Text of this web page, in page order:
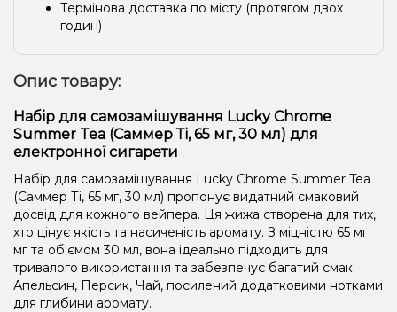
Термінова доставка по місту (протягом двох
годин)
Опис товару:
Набір для самозамішування Lucky Chrome
Summer Tea (Саммер Ті, 65 мг, 30 мл) для
електронної сигарети
Набір для самозамішування Lucky Chrome Summer Tea
(Саммер Ті, 65 мг, 30 мл) пропонує видатний смаковий
досвід для кожного вейпера. Ця жижа створена для тих,
хто цінує якість та насиченість аромату. З міцністю 65 мг
мг та об'ємом 30 мл, вона ідеально підходить для
тривалого використання та забезпечує багатий смак
Апельсин, Персик, Чай, посилений додатковими нотками
для глибини аромату.